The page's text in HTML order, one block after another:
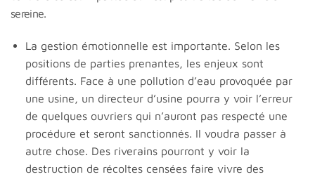
sereine.
La gestion émotionnelle est importante. Selon les
positions de parties prenantes, les enjeux sont
différents. Face à une pollution d’eau provoquée par
une usine, un directeur d’usine pourra y voir l’erreur
de quelques ouvriers qui n’auront pas respecté une
procédure et seront sanctionnés. Il voudra passer à
autre chose. Des riverains pourront y voir la
destruction de récoltes censées faire vivre des